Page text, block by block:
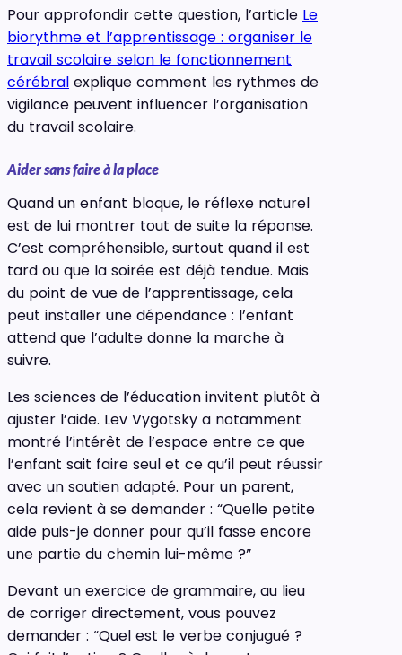
Pour approfondir cette question, l’article Le
biorythme et l’apprentissage : organiser le
travail scolaire selon le fonctionnement
cérébral explique comment les rythmes de
vigilance peuvent influencer l’organisation
du travail scolaire.
Aider sans faire à la place
Quand un enfant bloque, le réflexe naturel
est de lui montrer tout de suite la réponse.
C’est compréhensible, surtout quand il est
tard ou que la soirée est déjà tendue. Mais
du point de vue de l’apprentissage, cela
peut installer une dépendance : l’enfant
attend que l’adulte donne la marche à
suivre.
Les sciences de l’éducation invitent plutôt à
ajuster l’aide. Lev Vygotsky a notamment
montré l’intérêt de l’espace entre ce que
l’enfant sait faire seul et ce qu’il peut réussir
avec un soutien adapté. Pour un parent,
cela revient à se demander : “Quelle petite
aide puis-je donner pour qu’il fasse encore
une partie du chemin lui-même ?”
Devant un exercice de grammaire, au lieu
de corriger directement, vous pouvez
demander : “Quel est le verbe conjugué ?